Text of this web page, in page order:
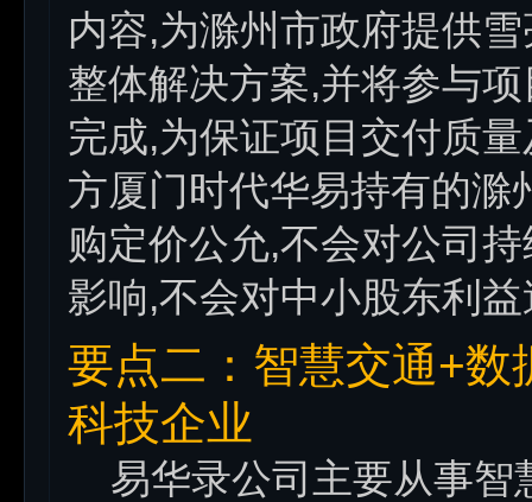
内容,为滁州市政府提供
整体解决方案,并将参与
完成,为保证项目交付质
方厦门时代华易持有的滁
购定价公允,不会对公司
影响,不会对中小股东利
要点二：智慧交通+数
科技企业
易华录公司主要从事智